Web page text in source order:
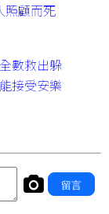
照顧而死
數救出躲
接受安樂